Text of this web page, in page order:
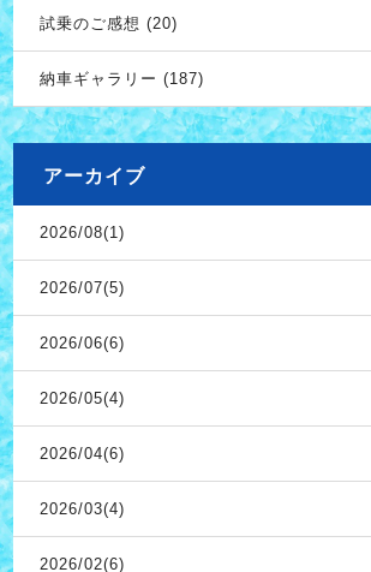
試乗のご感想 (20)
納車ギャラリー (187)
アーカイブ
2026/08(1)
2026/07(5)
2026/06(6)
2026/05(4)
2026/04(6)
2026/03(4)
2026/02(6)